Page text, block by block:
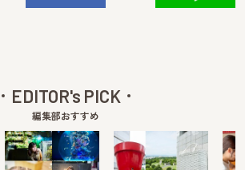
EDITOR's PICK
編集部おすすめ